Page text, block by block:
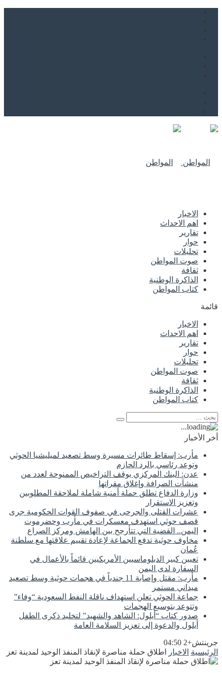
الاخبار
اهم الاحداث
تقارير
حوار
تحليلات
صوت المواطن
ثقافة
الذاكرة الوطنية
كتاب المواطن
قائمة
الاخبار
اهم الاحداث
تقارير
حوار
تحليلات
صوت المواطن
ثقافة
الذاكرة الوطنية
كتاب المواطن
أخر الأخبار
مأرب: إسقاط طائرات مسيرة وسط تصعيد لميليشيا الحوثي
وتوعد رئاسي بالرد الحازم
عدن: البنك المركزي يوقف التراخيص الممنوحة لعدد من
منشآت الصرافة وإغلاق مقراتها
وزارة الدفاع تطلق حملة أمنية شاملة لملاحقة المطلوبين
وتعزيز الاستقرار
عشرات القتلى والجرحى في صفوف القوات الحكومية جرى
قصف حوثي استهدف معسكرات في مأرب وحضرموت
اليمن.. القضية التي تتأرجح بين الهامش ومركز الصراع
مخاوف حوثية تدفع الجماعة لإعادة تقييم علاقتها مع سلطنة
عُمان
تعيين كبير الدبلوماسيين الأمريكيين قائماً بالأعمال في
السفارة لدى اليمن
مأرب: مقتل وإصابة 11 جندياً في هجمات حوثية وسط تصعيد
ميداني مستمر
جماعة الحوثي تعلن استهداف ناقلة النفط السعودية “وفاء”
وتتوعد بتوسيع الهجمات
صدور كتاب “أيلول: الشاهد والشهيد” لتخليد ذكرى الطفل
أيلول والدعوة إلى تعزيز السلامة العامة
جرينتش+2 04:50
الرئيسية الاخبار اطلاق حملة مناصرة لإنقاذ المنفذ الوحيد لمدينة تعز